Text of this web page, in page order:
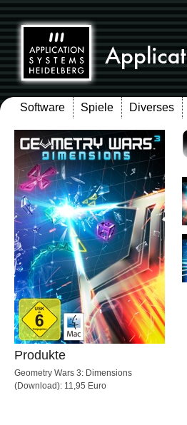
Software Spiele Diverses
Produkte
Geometry Wars 3: Dimensions
(Download): 11,95 Euro